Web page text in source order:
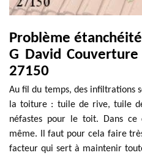
Problème
G David
27150
Au fil du temps, des infiltrations
la toiture : tuile de rive, tuile
néfastes pour le toit. Dans ce
même. Il faut pour cela faire
facteur qui sert à maintenir